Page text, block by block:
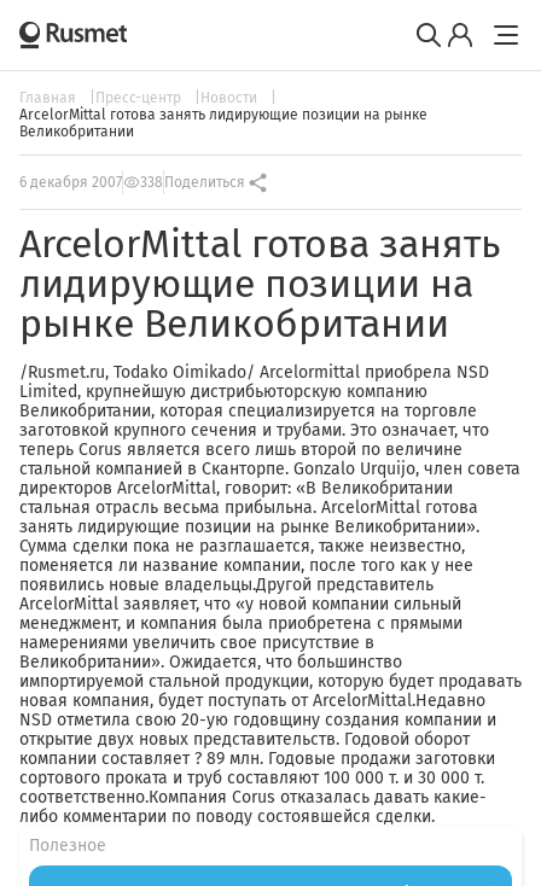
Главная Пресс-центр
Новости
ArcelorMittal готова занять лидирующие позиции на рынке
Великобритании
6 декабря 2007 338 Поделиться
ArcelorMittal готова занять
лидирующие позиции на
рынке Великобритании
/Rusmet.ru, Todako Oimikado/ Arcelormittal приобрела NSD
Limited, крупнейшую дистрибьюторскую компанию
Великобритании, которая специализируется на торговле
заготовкой крупного сечения и трубами. Это означает, что
теперь Corus является всего лишь второй по величине
стальной компанией в Сканторпе. Gonzalo Urquijo, член совета
директоров ArcelorMittal, говорит: «В Великобритании
стальная отрасль весьма прибыльна. ArcelorMittal готова
занять лидирующие позиции на рынке Великобритании».
Сумма сделки пока не разглашается, также неизвестно,
поменяется ли название компании, после того как у нее
появились новые владельцы.Другой представитель
ArcelorMittal заявляет, что «у новой компании сильный
менеджмент, и компания была приобретена с прямыми
намерениями увеличить свое присутствие в
Великобритании». Ожидается, что большинство
импортируемой стальной продукции, которую будет продавать
новая компания, будет поступать от ArcelorMittal.Недавно
NSD отметила свою 20-ую годовщину создания компании и
открытие двух новых представительств. Годовой оборот
компании составляет ? 89 млн. Годовые продажи заготовки
сортового проката и труб составляют 100 000 т. и 30 000 т.
соответственно.Компания Corus отказалась давать какие-
либо комментарии по поводу состоявшейся сделки.
Полезное